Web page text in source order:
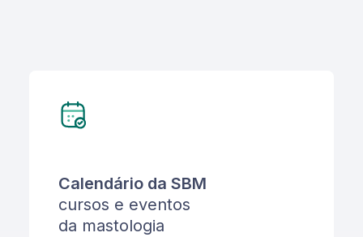
Calendário da SBM
cursos e eventos
da mastologia